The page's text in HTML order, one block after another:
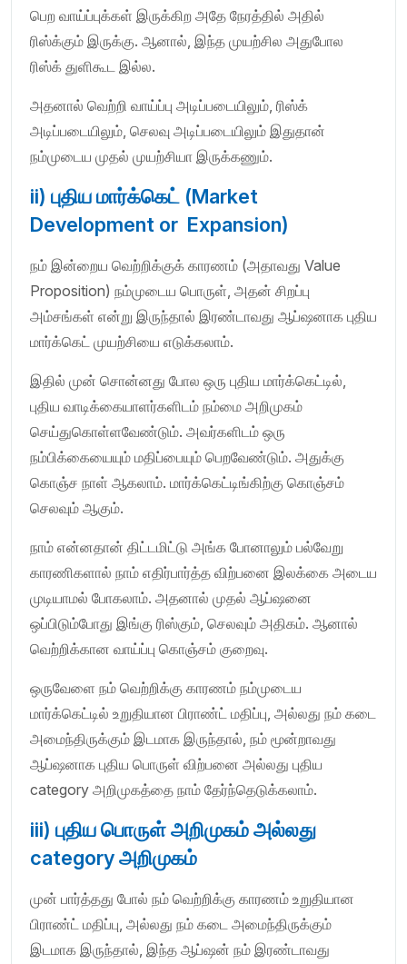
பெற வாய்ப்புக்கள் இருக்கிற அதே நேரத்தில் அதில்
ரிஸ்க்கும் இருக்கு. ஆனால், இந்த முயற்சில அதுபோல
ரிஸ்க் துளிகூட இல்ல.
அதனால் வெற்றி வாய்ப்பு அடிப்படையிலும், ரிஸ்க்
அடிப்படையிலும், செலவு அடிப்படையிலும் இதுதான்
நம்முடைய முதல் முயற்சியா இருக்கணும்.
ii) புதிய மார்க்கெட் (Market
Development or Expansion)
நம் இன்றைய வெற்றிக்குக் காரணம் (அதாவது Value
Proposition) நம்முடைய பொருள், அதன் சிறப்பு
அம்சங்கள் என்று இருந்தால் இரண்டாவது ஆப்ஷனாக புதிய
மார்க்கெட் முயற்சியை எடுக்கலாம்.
இதில் முன் சொன்னது போல ஒரு புதிய மார்க்கெட்டில்,
புதிய வாடிக்கையாளர்களிடம் நம்மை அறிமுகம்
செய்துகொள்ளவேண்டும். அவர்களிடம் ஒரு
நம்பிக்கையையும் மதிப்பையும் பெறவேண்டும். அதுக்கு
கொஞ்ச நாள் ஆகலாம். மார்க்கெட்டிங்கிற்கு கொஞ்சம்
செலவும் ஆகும்.
நாம் என்னதான் திட்டமிட்டு அங்க போனாலும் பல்வேறு
காரணிகளால் நாம் எதிர்பார்த்த விற்பனை இலக்கை அடைய
முடியாமல் போகலாம். அதனால் முதல் ஆப்ஷனை
ஒப்பிடும்போது இங்கு ரிஸ்கும், செலவும் அதிகம். ஆனால்
வெற்றிக்கான வாய்ப்பு கொஞ்சம் குறைவு.
ஒருவேளை நம் வெற்றிக்கு காரணம் நம்முடைய
மார்க்கெட்டில் உறுதியான பிராண்ட் மதிப்பு, அல்லது நம் கடை
அமைந்திருக்கும் இடமாக இருந்தால், நம் மூன்றாவது
ஆப்ஷனாக புதிய பொருள் விற்பனை அல்லது புதிய
category அறிமுகத்தை நாம் தேர்ந்தெடுக்கலாம்.
iii) புதிய பொருள் அறிமுகம் அல்லது
category அறிமுகம்
முன் பார்த்தது போல் நம் வெற்றிக்கு காரணம் உறுதியான
பிராண்ட் மதிப்பு, அல்லது நம் கடை அமைந்திருக்கும்
இடமாக இருந்தால், இந்த ஆப்ஷன் நம் இரண்டாவது